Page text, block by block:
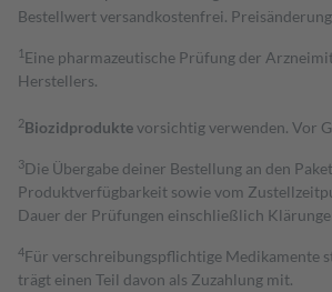
Bestell­wert versand­kosten­frei.
1 Eine pharmazeutische Prüfung der
Herstellers.
2Biozidproduktevorsichtig verwenden. Vor
3Die Übergabe deiner Bestellung an den
Produktverfügbarkeit sowie vom
Dauer der Prüfungen einschließlich
4Für verschreibungspflichtige Medikamente
trägt einen Teil davon als Zuzahlung mit.